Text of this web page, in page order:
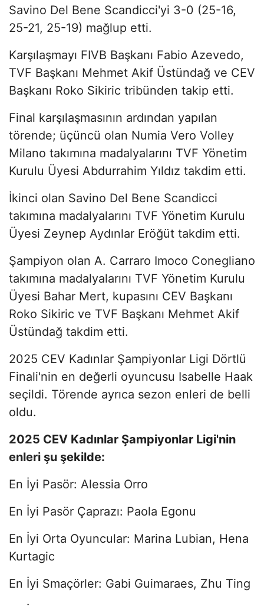
Savino Del Bene Scandicci'yi 3-0 (25-16,
25-21, 25-19) mağlup etti.
Karşılaşmayı FIVB Başkanı Fabio Azevedo,
TVF Başkanı Mehmet Akif Üstündağ ve CEV
Başkanı Roko Sikiric tribünden takip etti.
Final karşılaşmasının ardından yapılan
törende; üçüncü olan Numia Vero Volley
Milano takımına madalyalarını TVF Yönetim
Kurulu Üyesi Abdurrahim Yıldız takdim etti.
İkinci olan Savino Del Bene Scandicci
takımına madalyalarını TVF Yönetim Kurulu
Üyesi Zeynep Aydınlar Eröğüt takdim etti.
Şampiyon olan A. Carraro Imoco Conegliano
takımına madalyalarını TVF Yönetim Kurulu
Üyesi Bahar Mert, kupasını CEV Başkanı
Roko Sikiric ve TVF Başkanı Mehmet Akif
Üstündağ takdim etti.
2025 CEV Kadınlar Şampiyonlar Ligi Dörtlü
Finali'nin en değerli oyuncusu Isabelle Haak
seçildi. Törende ayrıca sezon enleri de belli
oldu.
2025 CEV Kadınlar Şampiyonlar Ligi'nin
enleri şu şekilde:
En İyi Pasör: Alessia Orro
En İyi Pasör Çaprazı: Paola Egonu
En İyi Orta Oyuncular: Marina Lubian, Hena
Kurtagic
En İyi Smaçörler: Gabi Guimaraes, Zhu Ting